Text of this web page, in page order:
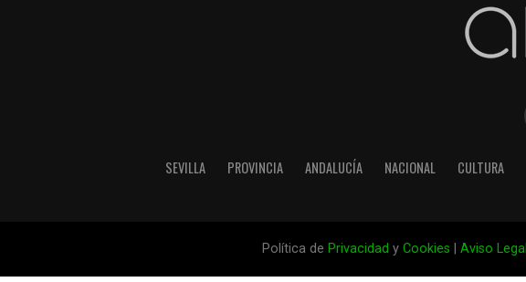
SEVILLA PROVINCIA ANDALUCÍA NACIONAL CULTURA
Política de Privacidad y Cookies Aviso Legal